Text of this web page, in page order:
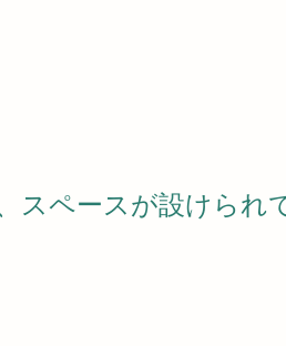
スペースが設けられ